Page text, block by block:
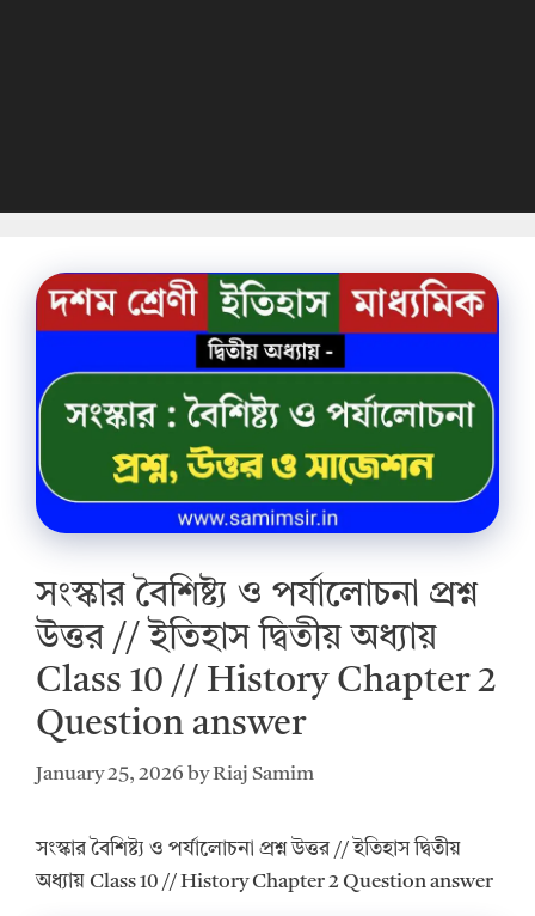
সংস্কার বৈশিষ্ট্য ও পর্যালোচনা প্রশ্ন
উত্তর // ইতিহাস দ্বিতীয় অধ্যায়
Class 10 // History Chapter 2
Question answer
January 25, 2026 byRiaj Samim
সংস্কার বৈশিষ্ট্য ও পর্যালোচনা প্রশ্ন উত্তর // ইতিহাস দ্বিতীয়
অধ্যায় Class 10 // History Chapter 2 Question answer